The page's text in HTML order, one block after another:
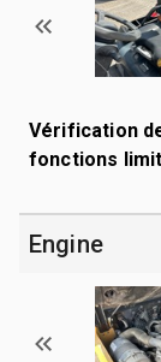
Vérification
fonctions
Engine